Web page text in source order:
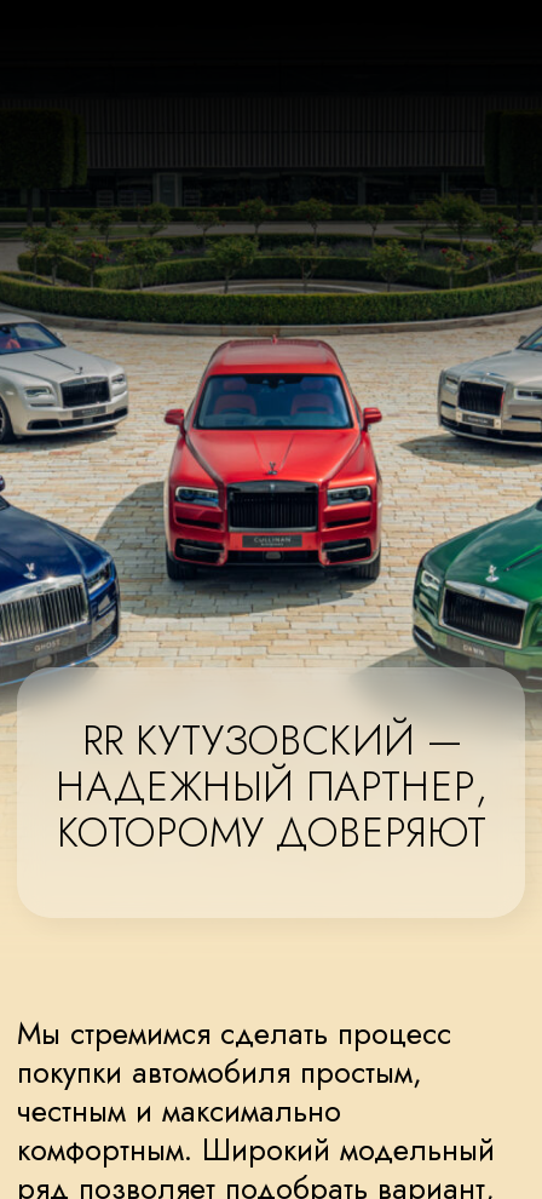
RR КУТУЗОВСКИЙ —
НАДЕЖНЫЙ ПАРТНЕР,
КОТОРОМУ ДОВЕРЯЮТ
Мы стремимся сделать процесс
покупки автомобиля простым,
честным и максимально
комфортным. Широкий модельный
ряд позволяет подобрать вариант,
который лучше всего будет отражать
ваш характер и предпочтения.
Работа с RR Кутузовский – это:
Индивидуальный подход — подберем
автомобиль даже самым взыскательным
клиентам;
Полное сопровождение — берем на себя
все вопросы, в том числе по чистому
таможенному оформлению, получению
ЭПТС, проверки автомобиля и документов и
т.п.;
Быстрая и безопасная логистика —